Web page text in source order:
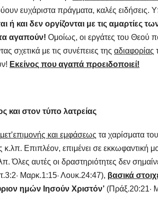
ευχάριστα πράγματα, καλές ειδήσεις.
ή και δεν οργίζονται με τις αμαρτίες
τα αγαπούν! Ομοίως, οι εργάτες του Θεού
σχετικά με τις συνέπειες της αδιαφορίας
Εκείνος που αγαπά προειδοποιεί!
και στον τύπο λατρείας
μετ’επιμονής και εμφάσεως τα χαρίσματα
κ.λπ. Επιπλέον, επιμένει σε
Όλες αυτές οι δραστηριότητες δεν
Μαρκ.1:15· Λουκ.24:47), βασικά
ημών Ιησούν Χριστόν’ (Πράξ.20:21·